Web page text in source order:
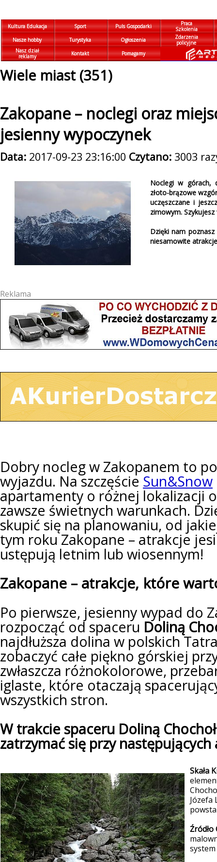
Kultura Edukacja Sport Puls Gospodarki
Praca
Szkolenia
Nasze hobby
Turystyka Ogłoszenia
Zdarzenia
policyjne
Nasz dział
reklamy
Kontakt Pomagamy
Wiele miast (351)
Zakopane – noclegi oraz
jesienny wypoczynek
Data: 2017-09-23 23:16:00 Czytano: 3003
Noclegi w górach,
złoto-brązowe
uczęszczane i
zimowym.
Dzięki nam
niesamowite
Reklama
Dobry nocleg w Zakopanem to
wyjazdu. Na szczęście Sun&Snow
apartamenty o różnej lokalizacji
zawsze świetnych warunkach.
skupić się na planowaniu, od
tym roku Zakopane – atrakcje
ustępują letnim lub wiosennym!
Zakopane – atrakcje, które
Po pierwsze, jesienny wypad do
rozpocząć od spaceru Doliną
najdłuższa dolina w polskich
zobaczyć całe piękno górskiej
zwłaszcza różnokolorowe,
iglaste, które otaczają
wszystkich stron.
W trakcie spaceru Doliną
zatrzymać się przy
Skała
Józefa
Źródło